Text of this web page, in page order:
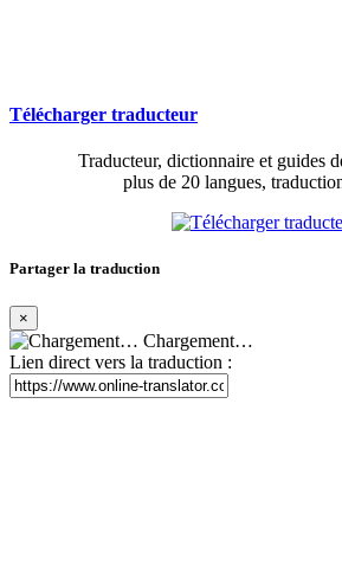
Télécharger traducteur
Traducteur, dictionnaire et guides
plus de 20 langues,
Partager la traduction
×
Chargement…
Lien direct vers la traduction :